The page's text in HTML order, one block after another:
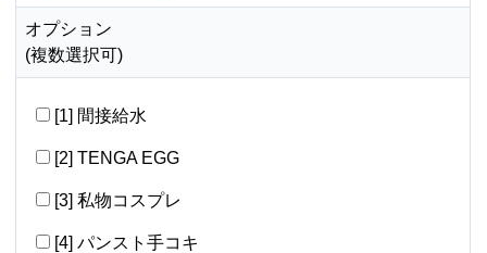
オプション
(複数選択可)
[1] 間接給水
[2] TENGA EGG
[3] 私物コスプレ
[4] パンスト手コキ